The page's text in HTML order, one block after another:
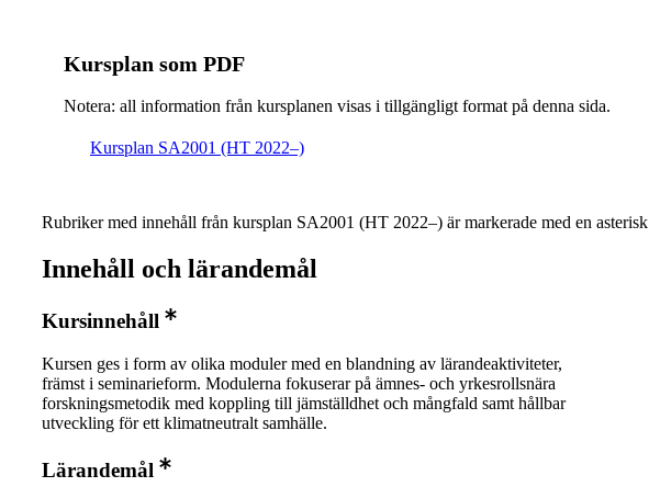
Kursplan som PDF
Notera: all information från kursplanen visas i tillgängligt format på denna sida.
Kursplan SA2001 (HT 2022–)
Rubriker med innehåll från kursplan SA2001 (HT 2022–) är markerade med en asterisk
Innehåll och lärandemål
Kursinnehåll
Kursen ges i form av olika moduler med en blandning av lärandeaktiviteter,
främst i seminarieform. Modulerna fokuserar på ämnes- och yrkesrollsnära
forskningsmetodik med koppling till jämställdhet och mångfald samt hållbar
utveckling för ett klimatneutralt samhälle.
Lärandemål